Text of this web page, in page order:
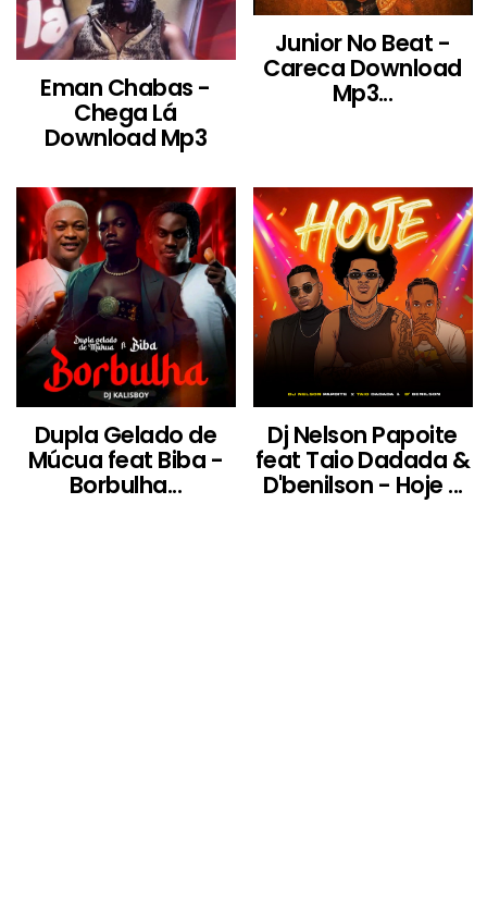
Eman Chabas -
Chega Lá
Download Mp3
Junior No Beat -
Careca Download
Mp3...
Dupla Gelado de
Múcua feat Biba -
Borbulha...
Dj Nelson Papoite
feat Taio Dadada &
D'benilson - Hoje ...